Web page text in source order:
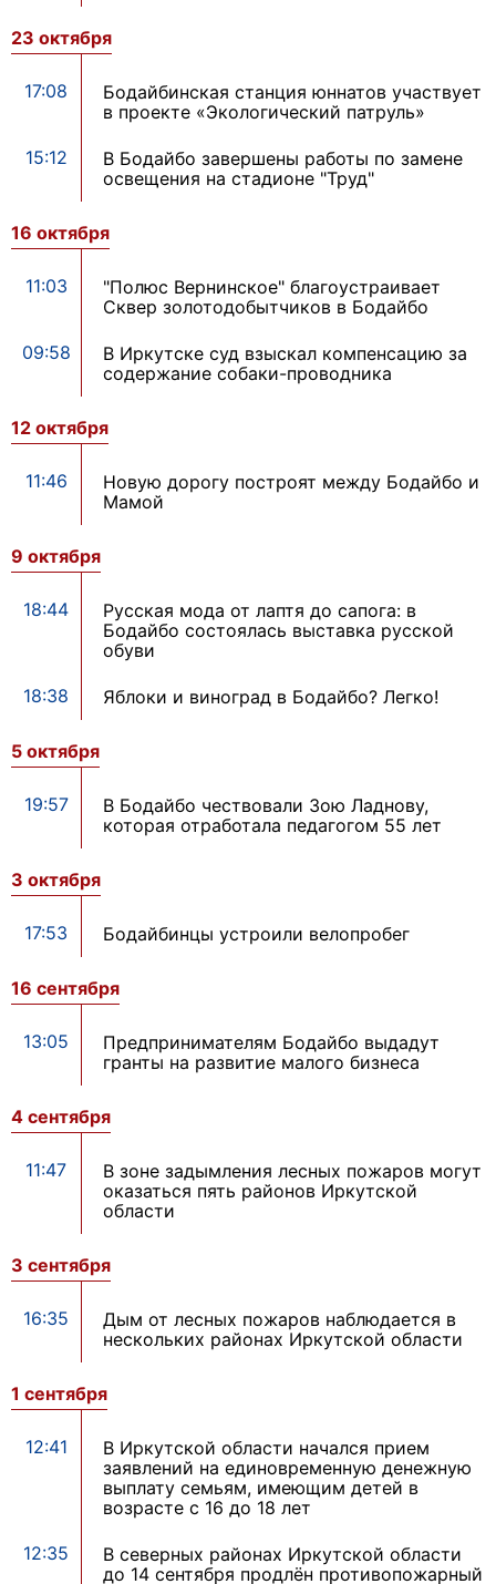
23 октября
17:08
Бодайбинская станция юннатов участвует
в проекте «Экологический патруль»
15:12
В Бодайбо завершены работы по замене
освещения на стадионе "Труд"
16 октября
11:03
"Полюс Вернинское" благоустраивает
Сквер золотодобытчиков в Бодайбо
09:58
В Иркутске суд взыскал компенсацию за
содержание собаки-проводника
12 октября
11:46
Новую дорогу построят между Бодайбо и
Мамой
9 октября
18:44
Русская мода от лаптя до сапога: в
Бодайбо состоялась выставка русской
обуви
18:38 Яблоки и виноград в Бодайбо? Легко!
5 октября
19:57
В Бодайбо чествовали Зою Ладнову,
которая отработала педагогом 55 лет
3 октября
17:53 Бодайбинцы устроили велопробег
16 сентября
13:05
Предпринимателям Бодайбо выдадут
гранты на развитие малого бизнеса
4 сентября
11:47
В зоне задымления лесных пожаров могут
оказаться пять районов Иркутской
области
3 сентября
16:35
Дым от лесных пожаров наблюдается в
нескольких районах Иркутской области
1 сентября
12:41
В Иркутской области начался прием
заявлений на единовременную денежную
выплату семьям, имеющим детей в
возрасте с 16 до 18 лет
12:35
В северных районах Иркутской области
до 14 сентября продлён противопожарный